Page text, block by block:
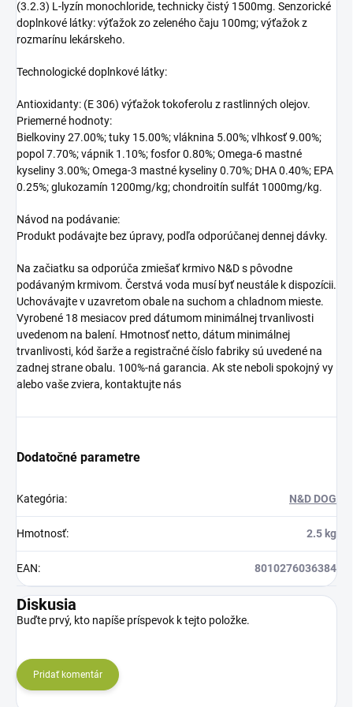
(3.2.3) L-lyzín monochloride, technicky čistý 1500mg. Senzorické
doplnkové látky: výťažok zo zeleného čaju 100mg; výťažok z
rozmarínu lekárskeho.
Technologické doplnkové látky:
Antioxidanty: (E 306) výťažok tokoferolu z rastlinných olejov.
Priemerné hodnoty:
Bielkoviny 27.00%; tuky 15.00%; vláknina 5.00%; vlhkosť 9.00%;
popol 7.70%; vápnik 1.10%; fosfor 0.80%; Omega-6 mastné
kyseliny 3.00%; Omega-3 mastné kyseliny 0.70%; DHA 0.40%; EPA
0.25%; glukozamín 1200mg/kg; chondroitín sulfát 1000mg/kg.
Návod na podávanie:
Produkt podávajte bez úpravy, podľa odporúčanej dennej dávky.
Na začiatku sa odporúča zmiešať krmivo N&D s pôvodne
podávaným krmivom. Čerstvá voda musí byť neustále k dispozícii.
Uchovávajte v uzavretom obale na suchom a chladnom mieste.
Vyrobené 18 mesiacov pred dátumom minimálnej trvanlivosti
uvedenom na balení. Hmotnosť netto, dátum minimálnej
trvanlivosti, kód šarže a registračné číslo fabriky sú uvedené na
zadnej strane obalu. 100%-ná garancia. Ak ste neboli spokojný vy
alebo vaše zviera, kontaktujte nás
Dodatočné parametre
Kategória: N&D DOG
Hmotnosť: 2.5 kg
EAN: 8010276036384
Diskusia
Buďte prvý, kto napíše príspevok k tejto položke.
Pridať komentár